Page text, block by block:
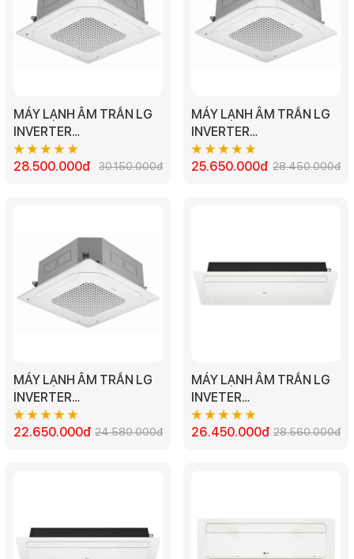
MÁY LẠNH ÂM TRẦN LG
INVERTER
ZTNQ30GNLE0/ZUAC1 4
HƯỚNG THỔI 1 PHA -
28.500.000đ 30.150.000đ
MÁY LẠNH ÂM TRẦN LG
INVERTER
ZTNQ24GPLA0.ZUAC1 4
HƯỚNG THỔI 1 PHA -
25.650.000đ 28.450.000đ
MÁY LẠNH ÂM TRẦN LG
INVERTER
ZTNQ18GPLA0/ZUAB1 4
HƯỚNG THỔI 1 PHA -
22.650.000đ 24.580.000đ
MÁY LẠNH ÂM TRẦN LG
INVETER
ZTNQ24GTLA0/ZUAC1 1
HƯỚNG THỔI - 2.5HP
26.450.000đ 28.560.000đ